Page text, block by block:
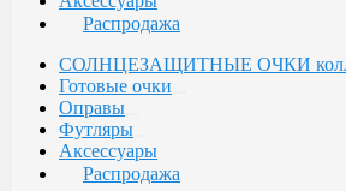
Распродажа
СОЛНЦЕЗАЩИТНЫЕ ОЧКИ
Готовые очки
Оправы
Футляры
Аксессуары
Распродажа